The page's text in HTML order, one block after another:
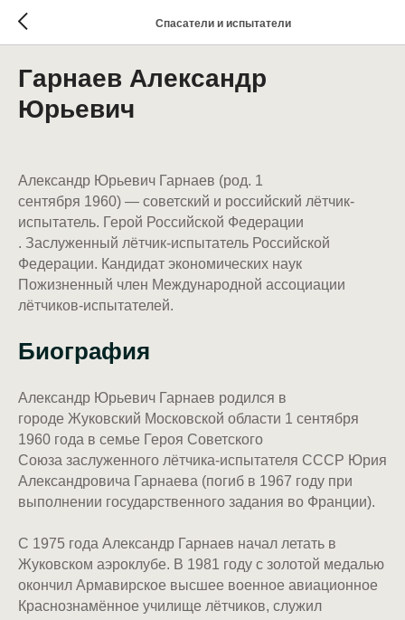
Спасатели и испытатели
Гарнаев Александр
Юрьевич
Александр Юрьевич Гарнаев (род. 1
сентября 1960) — советский и российский лётчик-
испытатель. Герой Российской Федерации
. Заслуженный лётчик-испытатель Российской
Федерации. Кандидат экономических наук
Пожизненный член Международной ассоциации
лётчиков-испытателей.
Биография
Александр Юрьевич Гарнаев родился в
городе Жуковский Московской области 1 сентября
1960 года в семье Героя Советского
Союза заслуженного лётчика-испытателя СССР Юрия
Александровича Гарнаева (погиб в 1967 году при
выполнении государственного задания во Франции).
С 1975 года Александр Гарнаев начал летать в
Жуковском аэроклубе. В 1981 году с золотой медалью
окончил Армавирское высшее военное авиационное
Краснознамённое училище лётчиков, служил